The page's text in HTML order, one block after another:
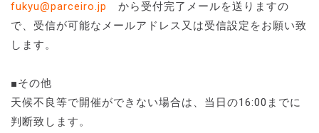
fukyu@parceiro.jp
から受付完了メールを送りますの
で、受信が可能なメールアドレス又は受信設定をお願い致
します。
■その他
天候不良等で開催ができない場合は、当日の16:00までに
判断致します。